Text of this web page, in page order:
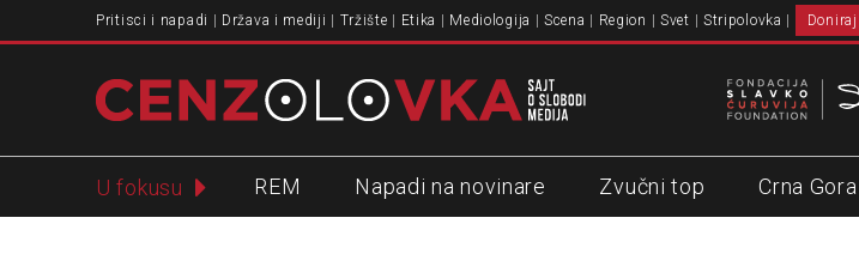
Pritisci i napadi Država i mediji Tržište Etika Mediologija Scena Region Svet Stripolovka Doniraj
U fokusu REM Napadi na novinare Zvučni top Crna Gora